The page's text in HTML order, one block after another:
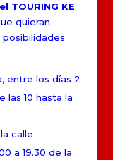
TOURING KE.
quieran
posibilidades
entre los días 2
las 10 hasta la
calle
a 19.30 de la